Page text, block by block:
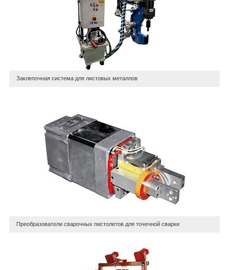
Заклепочная система для листовых металлов
Преобразователи сварочных пистолетов для точечной сварки